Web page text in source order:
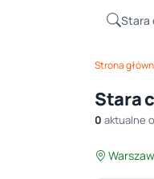
Strona
Stara
0 aktualne